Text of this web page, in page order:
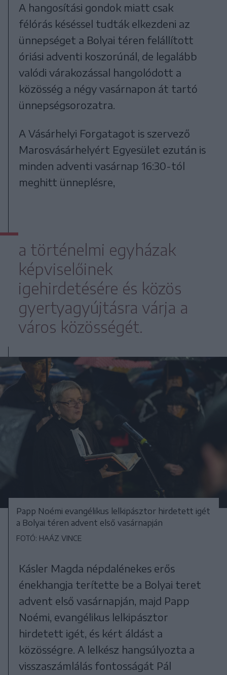
A hangosítási gondok miatt csak
félórás késéssel tudták elkezdeni az
ünnepséget a Bolyai téren felállított
óriási adventi koszorúnál, de legalább
valódi várakozással hangolódott a
közösség a négy vasárnapon át tartó
ünnepségsorozatra.
A Vásárhelyi Forgatagot is szervező
Marosvásárhelyért Egyesület ezután is
minden adventi vasárnap 16:30-tól
meghitt ünneplésre,
a történelmi egyházak
képviselőinek
igehirdetésére és közös
gyertyagyújtásra várja a
város közösségét.
Papp Noémi evangélikus lelkipásztor hirdetett igét
a Bolyai téren advent első vasárnapján
FOTÓ: HAÁZ VINCE
Kásler Magda népdalénekes erős
énekhangja terítette be a Bolyai teret
advent első vasárnapján, majd Papp
Noémi, evangélikus lelkipásztor
hirdetett igét, és kért áldást a
közösségre. A lelkész hangsúlyozta a
visszaszámlálás fontosságát Pál